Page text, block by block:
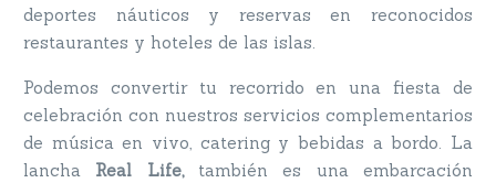
deportes náuticos y reservas en reconocidos
restaurantes y hoteles de las islas.
Podemos convertir tu recorrido en una fiesta de
celebración con nuestros servicios complementarios
de música en vivo, catering y bebidas a bordo. La
lancha Real Life, también es una embarcación